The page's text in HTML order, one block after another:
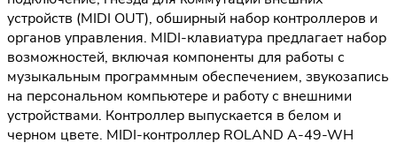
устройств (MIDI OUT), обширный набор контроллеров и
органов управления. MIDI-клавиатура предлагает набор
возможностей, включая компоненты для работы с
музыкальным программным обеспечением, звукозапись
на персональном компьютере и работу с внешними
устройствами. Контроллер выпускается в белом и
черном цвете. MIDI-контроллер ROLAND A-49-WH